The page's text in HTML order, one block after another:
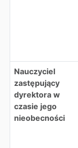
Nauczyciel
zastępujący
dyrektora w
czasie jego
nieobecności